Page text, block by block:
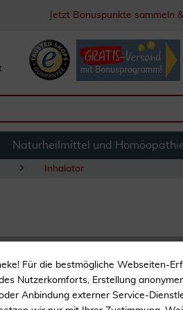
Jetzt Bonuspunkte sammeln
Naturheilmittel und
Inhalator
Wick Mini
Für die bestmögliche Webseiten-
Nutzerkomforts, Erstellung
Anbindung externer Service-